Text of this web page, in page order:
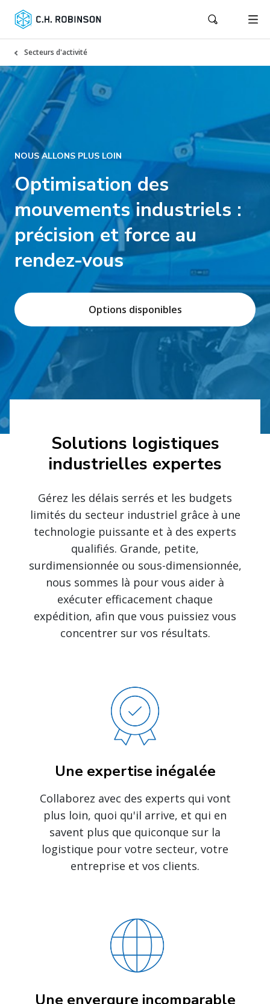
Secteurs d'activité
NOUS ALLONS PLUS LOIN
Optimisation des
mouvements industriels :
précision et force au
rendez-vous
Options disponibles
Solutions logistiques
industrielles expertes
Gérez les délais serrés et les budgets
limités du secteur industriel grâce à une
technologie puissante et à des experts
qualifiés. Grande, petite,
surdimensionnée ou sous-dimensionnée,
nous sommes là pour vous aider à
exécuter efficacement chaque
expédition, afin que vous puissiez vous
concentrer sur vos résultats.
Une expertise inégalée
Collaborez avec des experts qui vont
plus loin, quoi qu'il arrive, et qui en
savent plus que quiconque sur la
logistique pour votre secteur, votre
entreprise et vos clients.
Une envergure incomparable